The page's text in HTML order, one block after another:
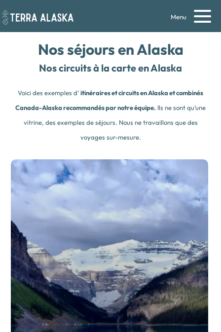
Menu
Nos séjours enAlaska
Nos circuits à la carte en Alaska
Voici des exemples d' itinéraires et circuits en Alaska et combinés
Canada-Alaska recommandés par notre équipe. Ils ne sont qu’une
vitrine, des exemples de séjours. Nous ne travaillons que des
voyages sur-mesure.